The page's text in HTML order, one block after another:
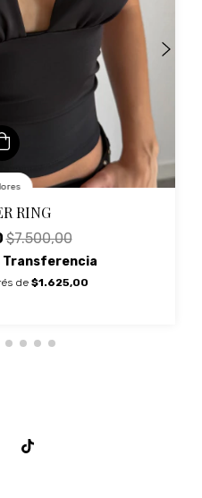
RING
$7.500,00
Transferencia
de $1.625,00